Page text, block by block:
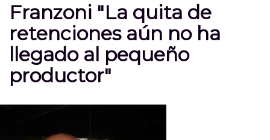
Franzoni "La quita de
retenciones aún no ha
llegado al pequeño
productor"